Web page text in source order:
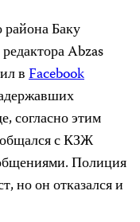
Баку
Abzas
вFacebook
согласно этим
с КЗЖ
Полиция
но он отказался и